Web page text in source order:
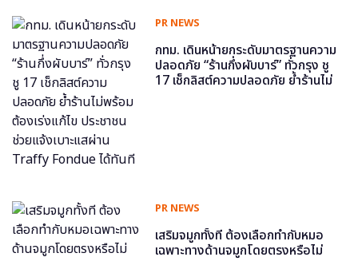
PR NEWS
กทม. เดินหน้ายกระดับมาตรฐานความ
ปลอดภัย “ร้านกึ่งผับบาร์” ทั่วกรุง ชู
17 เช็กลิสต์ความปลอดภัย ย้ำร้านไม่
PR NEWS
เสริมจมูกทั้งที ต้องเลือกทำกับหมอ
เฉพาะทางด้านจมูกโดยตรงหรือไม่